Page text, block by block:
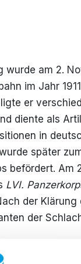
wurde am 2.
im Jahr
er
diente als
in
später
befördert. Am
LVI.
der
der
unter